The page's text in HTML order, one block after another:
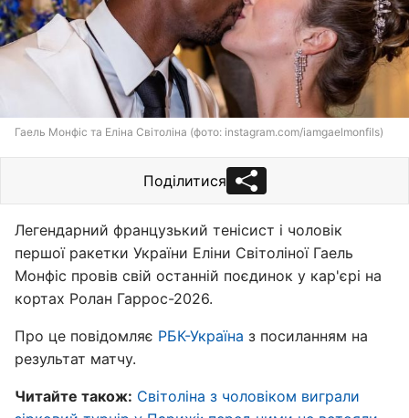
Гаель Монфіс та Еліна Світоліна (фото: instagram.com/iamgaelmonfils)
Поділитися
Легендарний французький тенісист і чоловік
першої ракетки України Еліни Світоліної Гаель
Монфіс провів свій останній поєдинок у кар'єрі на
кортах Ролан Гаррос-2026.
Про це повідомляє РБК-Україна з посиланням на
результат матчу.
Читайте також: Світоліна з чоловіком виграли